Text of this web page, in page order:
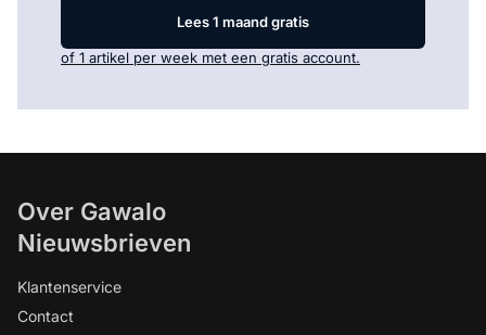
Lees 1 maand gratis
of 1 artikel per week met een gratis account.
Over Gawalo
Nieuwsbrieven
Klantenservice
Contact